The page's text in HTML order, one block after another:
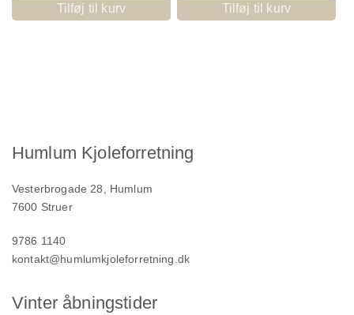
Tilføj til kurv Tilføj til kurv
Humlum Kjoleforretning
Vesterbrogade 28, Humlum
7600 Struer
9786 1140
kontakt@humlumkjoleforretning.dk
Vinter åbningstider